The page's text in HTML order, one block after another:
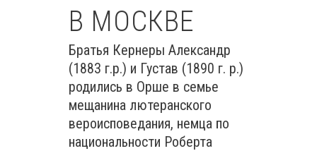
В МОСКВЕ
Братья Кернеры Александр
(1883 г.р.) и Густав (1890 г. р.)
родились в Орше в семье
мещанина лютеранского
вероисповедания, немца по
национальности Роберта